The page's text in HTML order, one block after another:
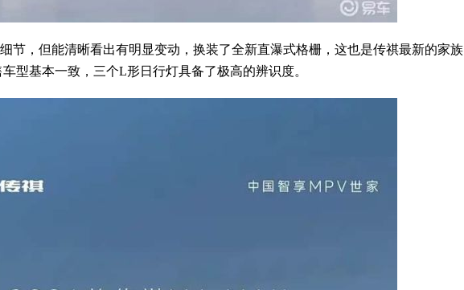
节，但能清晰看出有明显变动，换装了全新直瀑式格栅，这也是传祺最新的家族
型基本一致，三个L形日行灯具备了极高的辨识度。